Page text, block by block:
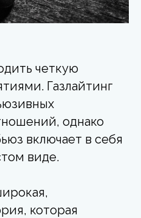
четкую
Газлайтинг
однако
включает в себя
виде.
которая